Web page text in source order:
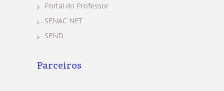
Portal do Professor
SENAC NET
SEND
Parceiros